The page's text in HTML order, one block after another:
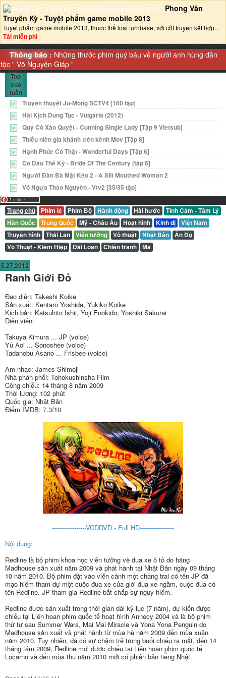
Phong Vân
Truyền Kỳ - Tuyệt phẩm game mobile 2013‎
Tuyệt phẩm game mobile 2013, thuộc thể loại turnbase, với cốt truyện kết hợp...
Tải miễn phí
Thông báo : Những thước phim quý báu về người anh hùng dân
tộc "Võ Nguyên Giáp "
Top
của
tuần
W Truyền thuyết Ju-Mông SCTV4 [160 tập]
W Hài Kịch Dung Tục - Vulgaria (2012)
W Quý Cô Xảo Quyệt - Cunning Single Lady [Tập 9 Vietsub]
W Thiếu niên gia khánh trên kênh Mov [Tập 8]
W Hạnh Phúc Có Thật - Wonderful Days [Tập 6]
W Cô Dâu Thế Kỷ - Bride Of The Century [tập 6]
W Người Đàn Bà Mặt Kéo 2 - A Slit Mouthed Woman 2
W Vó Ngựa Thảo Nguyên - Vtv2 [35/35 tập]
Trang chủ Phim lẻ Phim Bộ Hành động Hài hước
Tình Cảm - Tâm Lý
Hàn Quốc
Trung Quốc Mỹ - Châu Âu Hoạt hình Kinh dị
Việt Nam
Truyền hình
Thái Lan Viễn tưởng Võ thuật Nhật Bản
Ấn Độ
Võ Thuật - Kiếm Hiệp
Đài Loan Chiến tranh Ma
5.27.2012
Ranh Giới Đỏ
Đạo diễn: Takeshi Koike
Sản xuất: Kentarō Yoshida, Yukiko Koike
Kịch bản: Katsuhito Ishii, Yōji Enokido, Yoshiki Sakurai
Diễn viên:
Takuya Kimura ... JP (voice)
Yû Aoi ... Sonoshee (voice)
Tadanobu Asano ... Frisbee (voice)
Âm nhạc: James Shimoji
Nhà phân phối: Tohokushinsha Film
Công chiếu: 14 tháng 8 năm 2009
Thời lượng: 102 phút
Quốc gia: Nhật Bản
Điểm IMDB: 7.3/10
-----------------VCDDVD - Full HD-----------------
Nội dung:
Redline là bộ phim khoa học viễn tưởng về đua xe ô tô do hãng
Madhouse sản xuất năm 2009 và phát hành tại Nhật Bản ngày 09 tháng
10 năm 2010. Bộ phim đặt vào viễn cảnh một chàng trai có tên JP đã
mạo hiểm tham dự một cuộc đua xe của giới đua xe ngầm, cuộc đua có
tên Redline. JP tham gia Redline bất chấp sự nguy hiểm.
Redline được sản xuất trong thời gian dài kỷ lục (7 năm), dự kiến được
chiếu tại Liên hoan phim quốc tế hoạt hình Annecy 2004 và là bộ phim
thứ tư sau Summer Wars, Mai Mai Miracle và Yona Yona Penguin do
Madhouse sản xuất và phát hành từ mùa hè năm 2009 đến mùa xuân
năm 2010. Tuy nhiên, đã có sự chậm trễ trong buổi chiếu ra mắt, đến 14
tháng tám 2009, Redline mới được chiếu tại Liên hoan phim quốc tế
Locarno và đến mùa thu năm 2010 mới có phiên bản tiếng Nhật.